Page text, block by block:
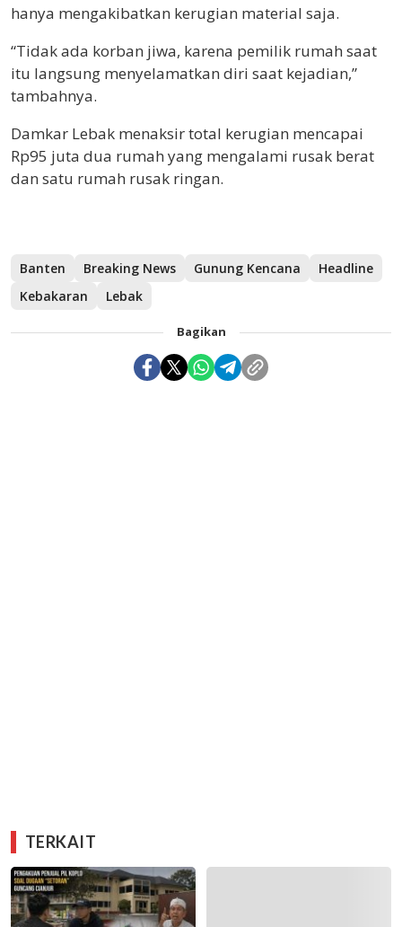
hanya mengakibatkan kerugian material saja.
“Tidak ada korban jiwa, karena pemilik rumah saat
itu langsung menyelamatkan diri saat kejadian,”
tambahnya.
Damkar Lebak menaksir total kerugian mencapai
Rp95 juta dua rumah yang mengalami rusak berat
dan satu rumah rusak ringan.
Banten Breaking News Gunung Kencana
Headline
Kebakaran
Lebak
Bagikan
TERKAIT